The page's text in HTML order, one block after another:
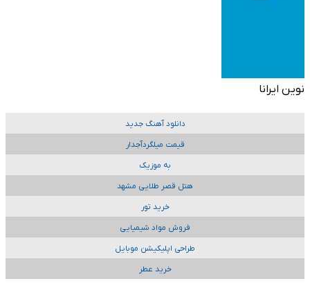
نوین ایرانا
دانلود آهنگ جدید
قیمت میلگردآجدار
به موزیک
هتل قصر طلایی مشهد
خرید تور
فروش مواد شیمیایی
طراحی اپلیکیشن موبایل
خرید عطر